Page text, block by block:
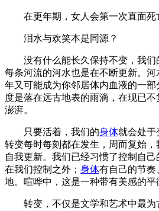
在更年期，女人会第一次直面死
泪水与欢笑本是同源？
没有什么能长久保持不变，我们
每条河流的河水也是在不断更新。
年又可能成为你邻居体内血液的一
度是落在远古地表的雨滴，在现已
澎湃。
只要活着，我们的身体就会处于
转变每时每刻都在发生，周而复始，
自我更新。我们已经习惯了控制自己
在我们控制之外； 身体有自己的节奏
地。喧哗中，这是一种带有美感的平
转变，不仅是文学和艺术中最